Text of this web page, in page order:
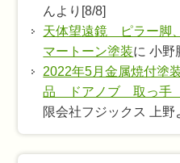
んより[8/8]
天体望遠鏡 ピラー脚
マートーン塗装に 小野
2022年5月金属焼付塗
品 ドアノブ 取っ手
限会社フジックス 上野